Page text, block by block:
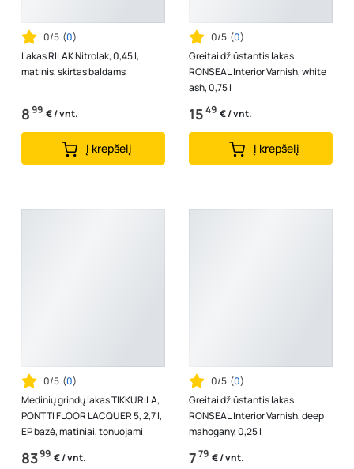
0/5 (0)
Lakas RILAK Nitrolak, 0,45 l,
matinis, skirtas baldams
899 € / vnt.
Į krepšelį
0/5 (0)
Greitai džiūstantis lakas
RONSEAL Interior Varnish, white
ash, 0,75 l
1549 € / vnt.
Į krepšelį
0/5 (0)
Medinių grindų lakas TIKKURILA,
PONTTI FLOOR LACQUER 5, 2,7 l,
EP bazė, matiniai, tonuojami
8399 € / vnt.
0/5 (0)
Greitai džiūstantis lakas
RONSEAL Interior Varnish, deep
mahogany, 0,25 l
779 € / vnt.